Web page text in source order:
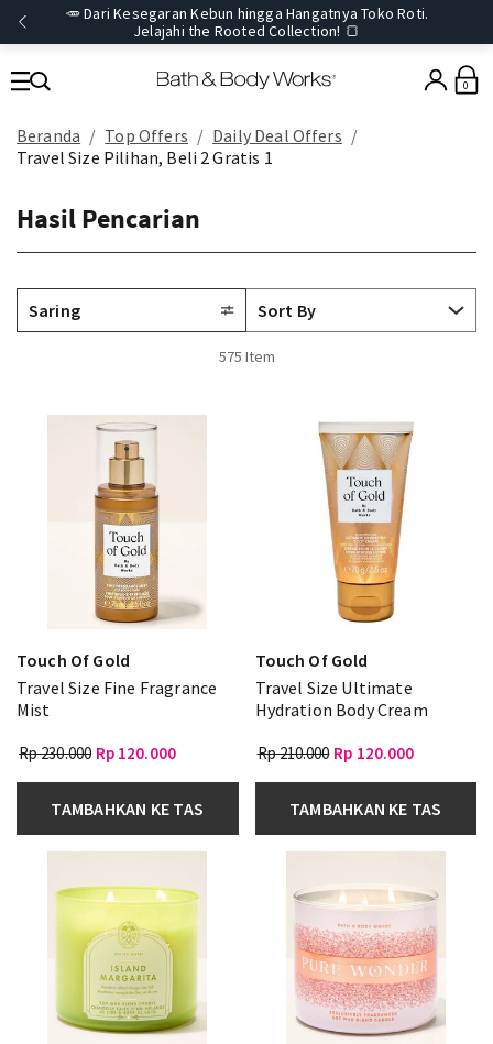
🥕 Dari Kesegaran Kebun hingga Hangatnya Toko Roti.
Jelajahi the Rooted Collection! 🍞
0
Beranda Top Offers
Daily Deal Offers
Travel Size Pilihan, Beli 2 Gratis 1
Hasil Pencarian
Saring
575 Item
Touch Of Gold
Travel Size Fine Fragrance
Mist
Rp 230.000 Rp 120.000
TAMBAHKAN KE TAS
Touch Of Gold
Travel Size Ultimate
Hydration Body Cream
Rp 210.000 Rp 120.000
TAMBAHKAN KE TAS